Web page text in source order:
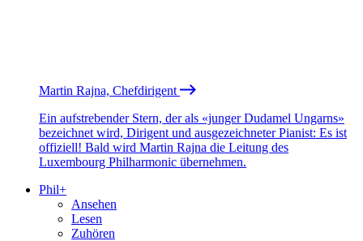
Martin Rajna, Chefdirigent
Ein aufstrebender Stern, der als «junger Dudamel Ungarns»
bezeichnet wird, Dirigent und ausgezeichneter Pianist: Es ist
offiziell! Bald wird Martin Rajna die Leitung des
Luxembourg Philharmonic übernehmen.
Phil+
Ansehen
Lesen
Zuhören